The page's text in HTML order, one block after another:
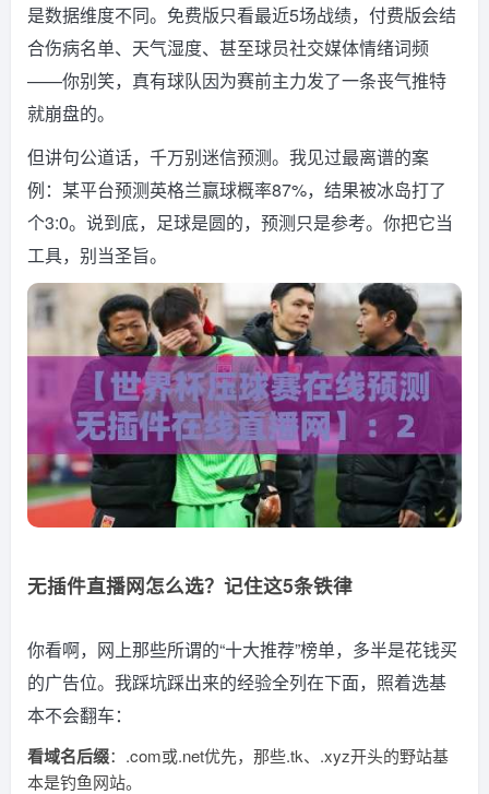
是数据维度不同。免费版只看最近5场战绩，付费版会结
合伤病名单、天气湿度、甚至球员社交媒体情绪词频
——你别笑，真有球队因为赛前主力发了一条丧气推特
就崩盘的。
但讲句公道话，千万别迷信预测。我见过最离谱的案
例：某平台预测英格兰赢球概率87%，结果被冰岛打了
个3:0。说到底，足球是圆的，预测只是参考。你把它当
工具，别当圣旨。
无插件直播网怎么选？记住这5条铁律
你看啊，网上那些所谓的“十大推荐”榜单，多半是花钱买
的广告位。我踩坑踩出来的经验全列在下面，照着选基
本不会翻车：
看域名后缀：.com或.net优先，那些.tk、.xyz开头的野站基
本是钓鱼网站。